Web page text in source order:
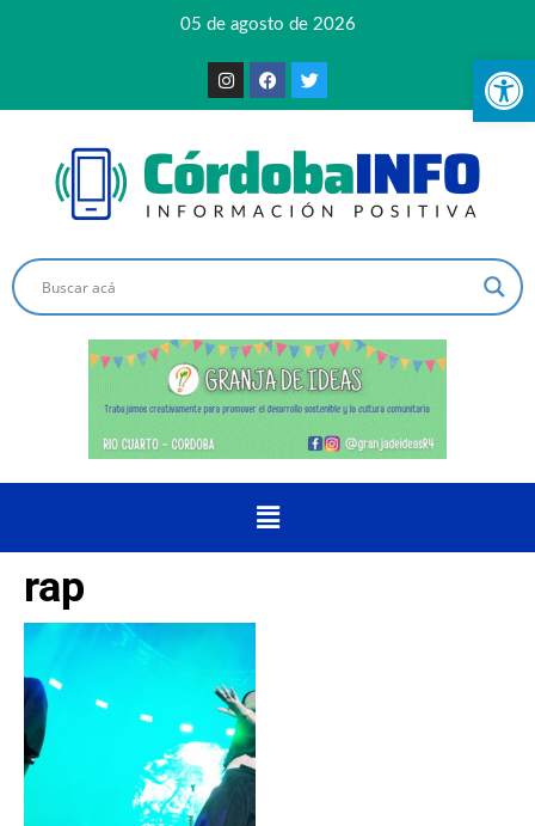
05 de agosto de 2026
rap